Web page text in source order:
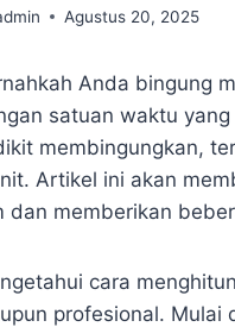
Agustus 20, 2025
Anda bingung
satuan waktu
membingungkan,
Artikel ini akan
dan memberikan
cara
profesional. Mulai